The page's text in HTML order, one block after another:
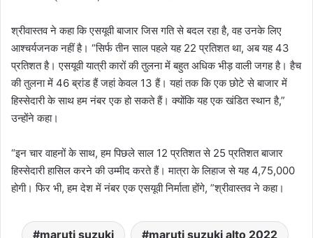
श्रीवास्तव ने कहा कि एसयूवी बाजार जिस गति से बदल रहा है, वह उनके लिए
आश्चर्यजनक नहीं है। “सिर्फ तीन साल पहले यह 22 प्रतिशत था, अब यह 43
प्रतिशत है। एसयूवी यात्री कारों की तुलना में बहुत अधिक भीड़ वाली जगह है। हैच
की तुलना में 46 ब्रांड हैं जहां केवल 13 हैं। यहां तक कि एक छोटे से बाजार में
हिस्सेदारी के साथ हम नंबर एक हो सकते हैं। क्योंकि यह एक खंडित स्थान है,”
उन्होंने कहा।
“इन चार वाहनों के साथ, हम पिछले साल 12 प्रतिशत से 25 प्रतिशत बाजार
हिस्सेदारी हासिल करने की उम्मीद करते हैं। मात्रा के लिहाज से यह 4,75,000
होगी। फिर भी, हम देश में नंबर एक एसयूवी निर्माता होंगे, ”श्रीवास्तव ने कहा।
maruti suzuki maruti suzuki alto 2022